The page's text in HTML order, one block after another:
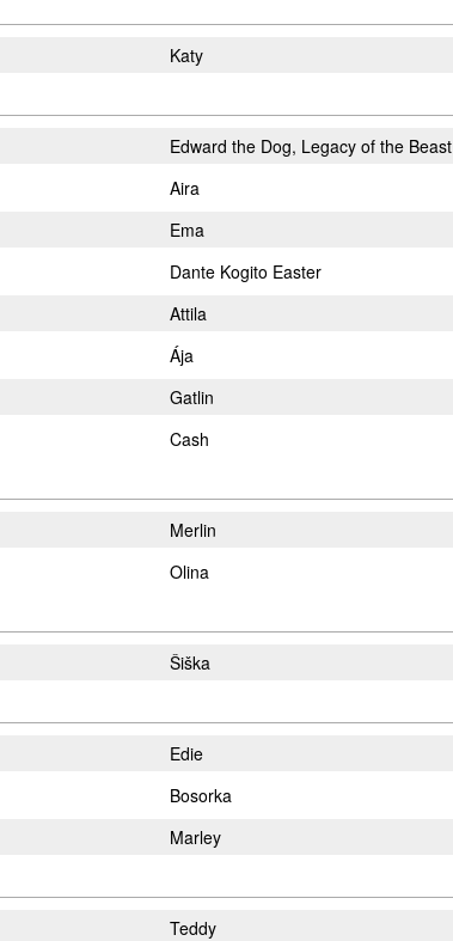
Katy
Edward the Dog, Legacy of the Beast
Aira
Ema
Dante Kogito Easter
Attila
Ája
Gatlin
Cash
Merlin
Olina
Šiška
Edie
Bosorka
Marley
Teddy